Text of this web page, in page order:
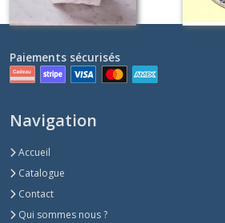
Paiements sécurisés
Navigation
Accueil
Catalogue
Contact
Qui sommes nous ?